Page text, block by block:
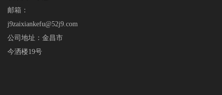
邮箱：
j9zaixiankefu@52j9.com
公司地址：金昌市
今洒楼19号